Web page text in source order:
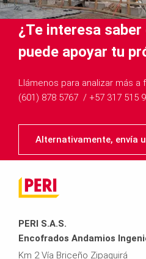
¿Te interesa saber
puede apoyar tu
Llámenos para analizar más
(601) 878 5767 / +57 317 515
Alternativamente, envía
PERI S.A.S.
Encofrados Andamios
Km 2 Vía Briceño Zipaquirá